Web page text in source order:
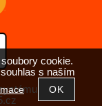
tvorba
cookie.
s naším